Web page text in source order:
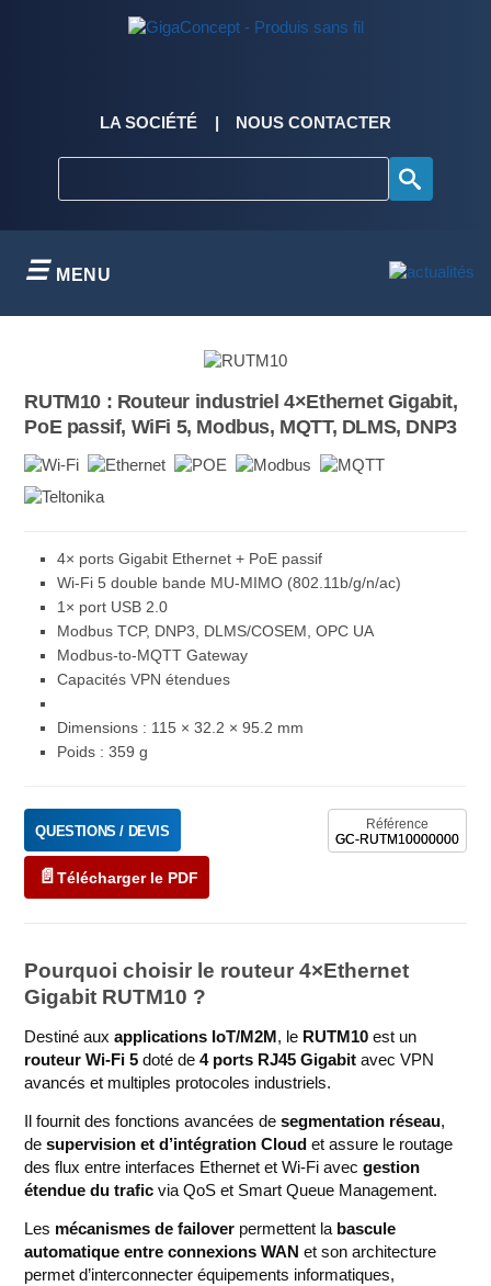
LA SOCIÉTÉ NOUS CONTACTER
MENU
RUTM10 : Routeur industriel 4×Ethernet Gigabit,
PoE passif, WiFi 5, Modbus, MQTT, DLMS, DNP3
4× ports Gigabit Ethernet + PoE passif
Wi-Fi 5 double bande MU-MIMO (802.11b/g/n/ac)
1× port USB 2.0
Modbus TCP, DNP3, DLMS/COSEM, OPC UA
Modbus‑to‑MQTT Gateway
Capacités VPN étendues
Dimensions : 115 × 32.2 × 95.2 mm
Poids : 359 g
Référence
GC-RUTM10000000
QUESTIONS / DEVIS
Télécharger le PDF
Pourquoi choisir le routeur 4×Ethernet
Gigabit RUTM10 ?
Destiné auxapplications IoT/M2M , le RUTM10 est un
routeur Wi-Fi 5 doté de4 ports RJ45 Gigabit avec VPN
avancés et multiples protocoles industriels.
Il fournit des fonctions avancées desegmentation réseau,
desupervision et d’intégration Cloud et assure le routage
des flux entre interfaces Ethernet et Wi‑Fi avecgestion
étendue du trafic via QoS et Smart Queue Management.
Les mécanismes de failover permettent la bascule
automatique entre connexions WAN et son architecture
permet d’interconnecter équipements informatiques,